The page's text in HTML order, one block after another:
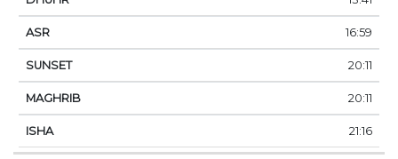
16:59
20:11
20:11
21:16